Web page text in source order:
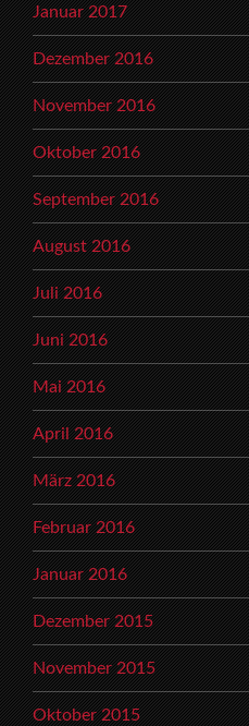
Januar 2017
Dezember 2016
November 2016
Oktober 2016
September 2016
August 2016
Juli 2016
Juni 2016
Mai 2016
April 2016
März 2016
Februar 2016
Januar 2016
Dezember 2015
November 2015
Oktober 2015